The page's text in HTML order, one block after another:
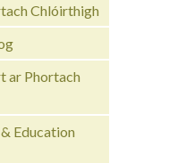
Chlóirthigh
ar Phortach
Education